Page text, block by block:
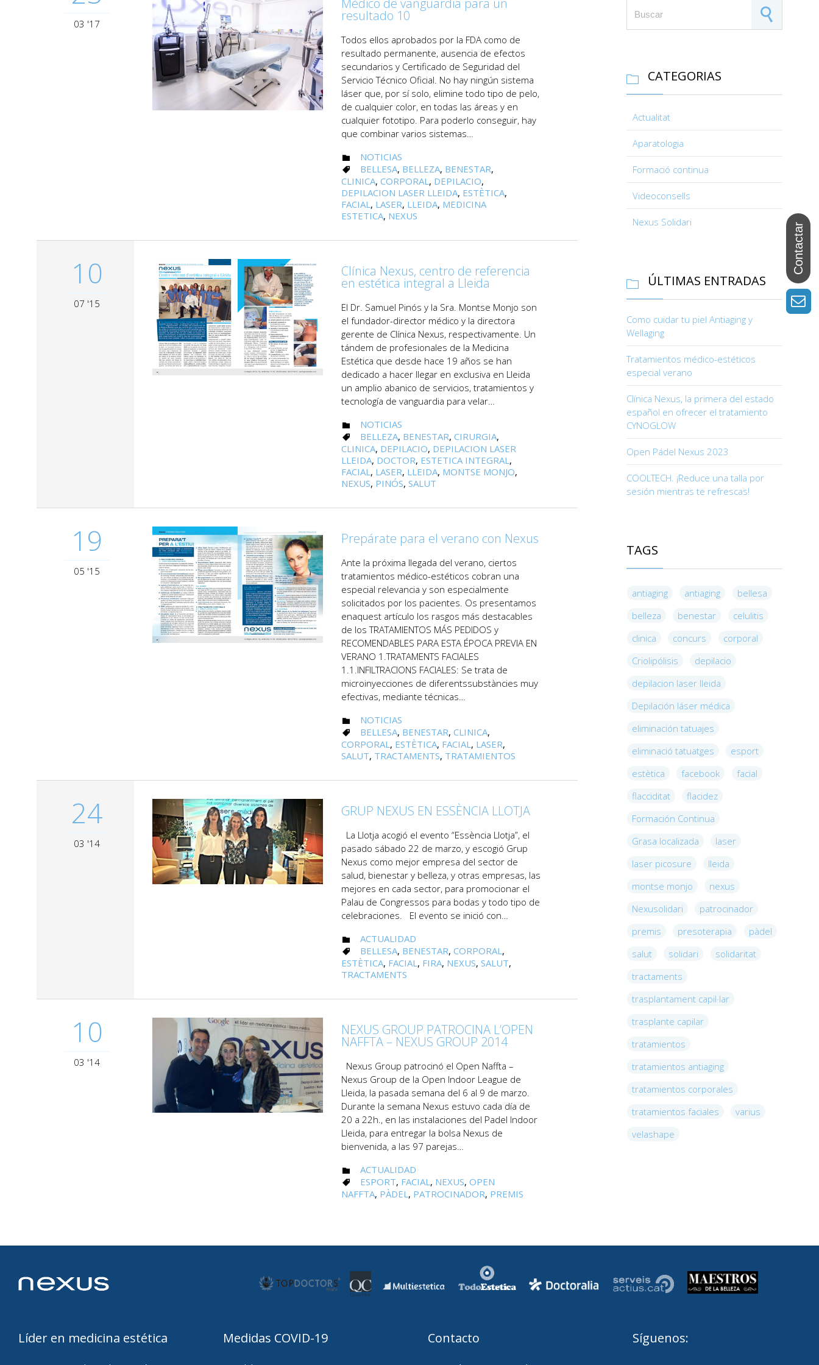
03 '17
Médico de vanguardia para un
resultado 10
Todos ellos aprobados por la FDA como de
resultado permanente, ausencia de efectos
secundarios y Certificado de Seguridad del
Servicio Técnico Oficial. No hay ningún sistema
láser que, por sí solo, elimine todo tipo de pelo,
de cualquier color, en todas las áreas y en
cualquier fototipo. Para poderlo conseguir, hay
que combinar varios sistemas…
 CATEGORY
NOTICIAS
 CATEGORY
BELLESA, BELLEZA, BENESTAR,
CLINICA, CORPORAL, DEPILACIO,
DEPILACION LASER LLEIDA, ESTÈTICA,
FACIAL, LASER, LLEIDA, MEDICINA
ESTETICA, NEXUS
10
07 '15
Clínica Nexus, centro de referencia
en estética integral a Lleida
El Dr. Samuel Pinós y la Sra. Montse Monjo son
el fundador-director médico y la directora
gerente de Clínica Nexus, respectivamente. Un
tándem de profesionales de la Medicina
Estética que desde hace 19 años se han
dedicado a hacer llegar en exclusiva en Lleida
un amplio abanico de servicios, tratamientos y
tecnología de vanguardia para velar…
 CATEGORY
NOTICIAS
 CATEGORY
BELLEZA, BENESTAR, CIRURGIA,
CLINICA, DEPILACIO, DEPILACION LASER
LLEIDA, DOCTOR, ESTETICA INTEGRAL,
FACIAL, LASER, LLEIDA, MONTSE MONJO,
NEXUS, PINÓS, SALUT
19
05 '15
Prepárate para el verano con Nexus
Ante la próxima llegada del verano, ciertos
tratamientos médico-estéticos cobran una
especial relevancia y son especialmente
solicitados por los pacientes. Os presentamos
enaquest artículo los rasgos más destacables
de los TRATAMIENTOS MÁS PEDIDOS y
RECOMENDABLES PARA ESTA ÉPOCA PREVIA EN
VERANO 1.TRATAMENTS FACIALES
1.1.INFILTRACIONS FACIALES: Se trata de
microinyecciones de diferentssubstàncies muy
efectivas, mediante técnicas…
 CATEGORY
NOTICIAS
 CATEGORY
BELLESA, BENESTAR, CLINICA,
CORPORAL, ESTÈTICA, FACIAL, LASER,
SALUT, TRACTAMENTS, TRATAMIENTOS
24
03 '14
GRUP NEXUS EN ESSÈNCIA LLOTJA
La Llotja acogió el evento “Essència Llotja”, el
pasado sábado 22 de marzo, y escogió Grup
Nexus como mejor empresa del sector de
salud, bienestar y belleza, y otras empresas, las
mejores en cada sector, para promocionar el
Palau de Congressos para bodas y todo tipo de
celebraciones. El evento se inició con…
 CATEGORY
ACTUALIDAD
 CATEGORY
BELLESA, BENESTAR, CORPORAL,
ESTÈTICA, FACIAL, FIRA, NEXUS, SALUT,
TRACTAMENTS
10
03 '14
NEXUS GROUP PATROCINA L’OPEN
NAFFTA – NEXUS GROUP 2014
Nexus Group patrocinó el Open Naffta –
Nexus Group de la Open Indoor League de
Lleida, la pasada semana del 6 al 9 de marzo.
Durante la semana Nexus estuvo cada día de
20 a 22h., en las instalaciones del Padel Indoor
Lleida, para entregar la bolsa Nexus de
bienvenida, a las 97 parejas…
 CATEGORY
ACTUALIDAD
 CATEGORY
ESPORT, FACIAL, NEXUS, OPEN
NAFFTA, PÀDEL, PATROCINADOR, PREMIS
 CATEGORIAS
Actualitat
Aparatologia
Formació continua
Videoconsells
Nexus Solidari
 ÚLTIMAS ENTRADAS
Como cuidar tu piel Antiaging y
Wellaging
Tratamientos médico-estéticos
especial verano
Clínica Nexus, la primera del estado
español en ofrecer el tratamiento
CYNOGLOW
Open Pádel Nexus 2023
COOLTECH. ¡Reduce una talla por
sesión mientras te refrescas!
TAGS
antiaging antiaging
bellesa
belleza
benestar
celulitis
clinica
concurs
corporal
Criolipólisis
depilacio
depilacion laser lleida
Depilación láser médica
eliminación tatuajes
eliminació tatuatges
esport
estètica
facebook
facial
flacciditat
flacidez
Formación Continua
Grasa localizada
laser
laser picosure
lleida
montse monjo
nexus
Nexusolidari
patrocinador
premis
presoterapia
pàdel
salut
solidari
solidaritat
tractaments
trasplantament capil·lar
trasplante capilar
tratamientos
tratamientos antiaging
tratamientos corporales
tratamientos faciales
varius
velashape
Líder en medicina estética Medidas COVID-19 Contacto Síguenos: